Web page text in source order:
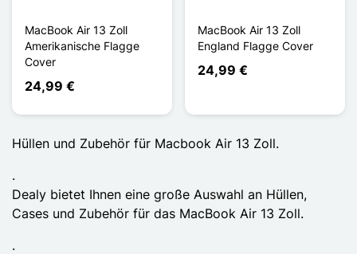
MacBook Air 13 Zoll
Amerikanische Flagge
Cover
24,99 €
MacBook Air 13 Zoll
England Flagge Cover
24,99 €
Hüllen und Zubehör für Macbook Air 13 Zoll.
.
Dealy bietet Ihnen eine große Auswahl an Hüllen,
Cases und Zubehör für das MacBook Air 13 Zoll.
.